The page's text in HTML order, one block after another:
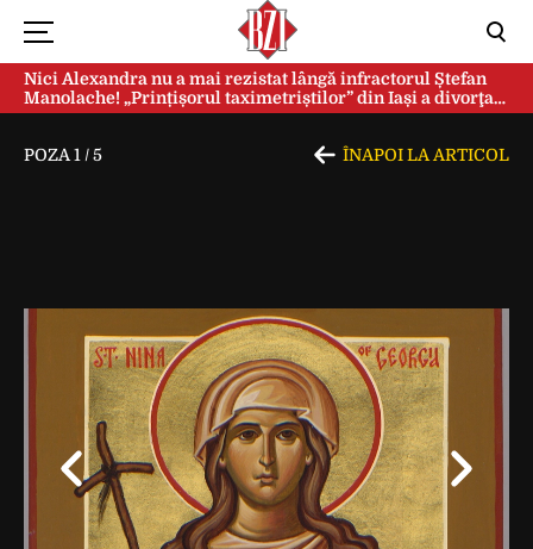
Nici Alexandra nu a mai rezistat lângă infractorul Ștefan
Manolache! „Prințișorul taximetriștilor” din Iași a divorţat
după doi ani de căsnicie
POZA 1 /5 ÎNAPOI LA ARTICOL